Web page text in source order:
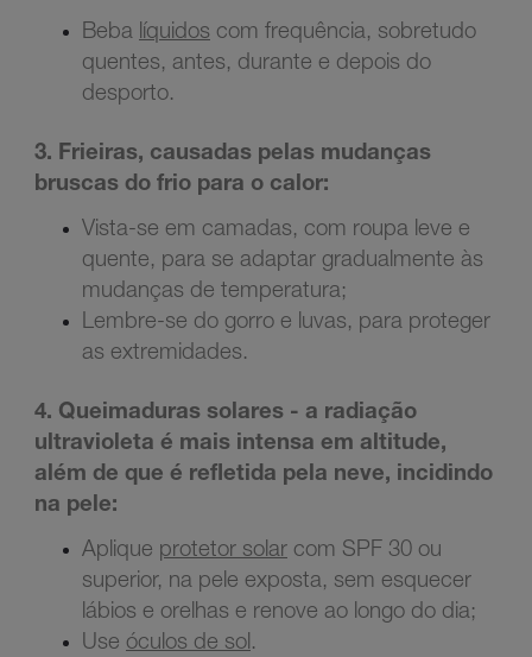
Beba líquidos com frequência, sobretudo
quentes, antes, durante e depois do
desporto.
3. Frieiras, causadas pelas mudanças
bruscas do frio para o calor:
Vista-se em camadas, com roupa leve e
quente, para se adaptar gradualmente às
mudanças de temperatura;
Lembre-se do gorro e luvas, para proteger
as extremidades.
4. Queimaduras solares - a radiação
ultravioleta é mais intensa em altitude,
além de que é refletida pela neve, incidindo
na pele:
Aplique protetor solar com SPF 30 ou
superior, na pele exposta, sem esquecer
lábios e orelhas e renove ao longo do dia;
Use óculos de sol.